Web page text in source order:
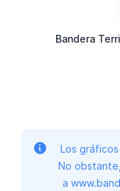
Bandera
Los
No
a